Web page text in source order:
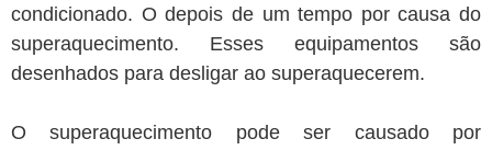
condicionado. O depois de um tempo por causa do
superaquecimento. Esses equipamentos são
desenhados para desligar ao superaquecerem.
O superaquecimento pode ser causado por